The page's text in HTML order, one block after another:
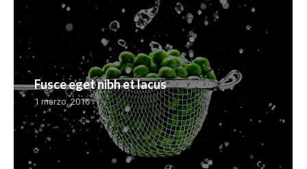
Fusce eget nibh et lacus
1 marzo, 2016